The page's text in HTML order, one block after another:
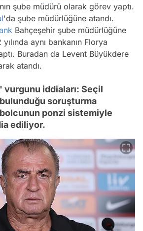
şube müdürü olarak görev yaptı.
'da şube müdürlüğüne atandı.
Bahçeşehir şube müdürlüğüne
aynı bankanın Florya
Buradan da Levent Büyükdere
atandı.
iddiaları: Seçil
soruşturma
ponzi sistemiyle
ediliyor.